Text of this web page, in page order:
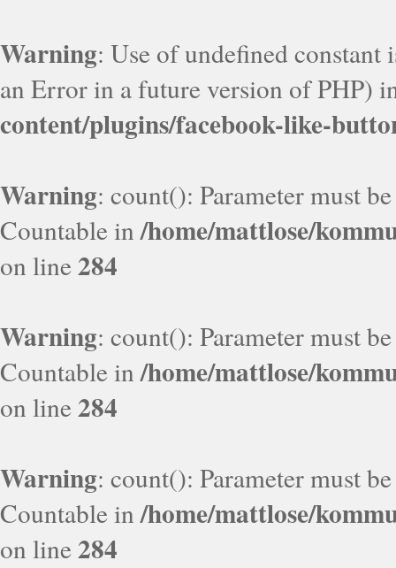
Warning: Use of undefined
an Error in a future version of PHP)
content/plugins/facebook-like-
Warning: count(): Parameter must
Countable in/home/mattlose/
on line284
Warning: count(): Parameter must
Countable in/home/mattlose/
on line284
Warning: count(): Parameter must
Countable in/home/mattlose/
on line284